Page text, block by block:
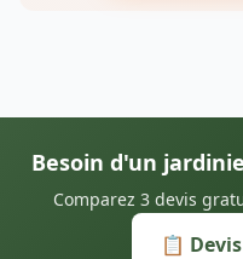
Besoin d'un
Comparez 3 devis
📋